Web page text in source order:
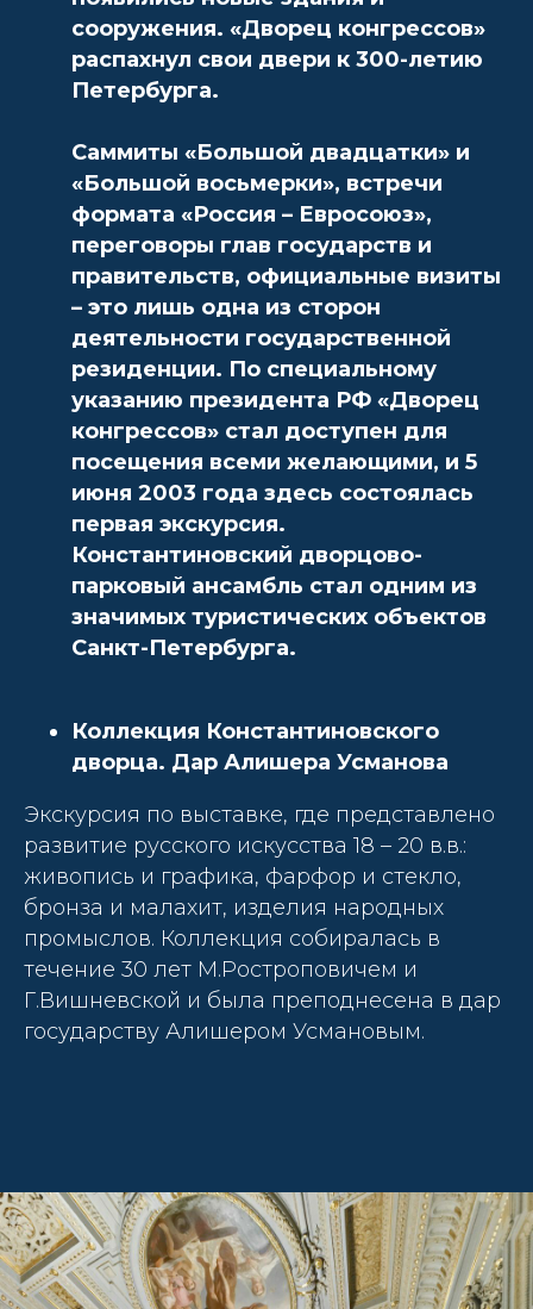
сооружения. «Дворец конгрессов»
распахнул свои двери к 300-летию
Петербурга.
Саммиты «Большой двадцатки» и
«Большой восьмерки», встречи
формата «Россия – Евросоюз»,
переговоры глав государств и
правительств, официальные визиты
– это лишь одна из сторон
деятельности государственной
резиденции. По специальному
указанию президента РФ «Дворец
конгрессов» стал доступен для
посещения всеми желающими, и 5
июня 2003 года здесь состоялась
первая экскурсия.
Константиновский дворцово-
парковый ансамбль стал одним из
значимых туристических объектов
Санкт-Петербурга.
Коллекция Константиновского
дворца. Дар Алишера Усманова
Экскурсия по выставке, где представлено
развитие русского искусства 18 – 20 в.в.:
живопись и графика, фарфор и стекло,
бронза и малахит, изделия народных
промыслов. Коллекция собиралась в
течение 30 лет М.Ростроповичем и
Г.Вишневской и была преподнесена в дар
государству Алишером Усмановым.